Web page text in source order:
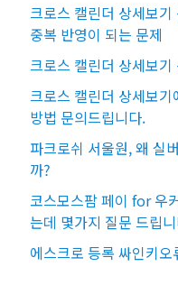
크로스 캘린더 상세보
중복 반영이 되는 문제
크로스 캘린더 상세보
크로스 캘린더 상세보
방법 문의드립니다.
파크로쉬 서울원, 왜 실
까?
코스모스팜 페이 for 우
는데 몇가지 질문 드립
에스크로 등록 싸인키오